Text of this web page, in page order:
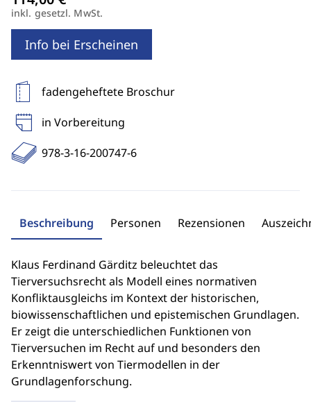
inkl. gesetzl. MwSt.
Info bei Erscheinen
fadengeheftete Broschur
in Vorbereitung
978-3-16-200747-6
Beschreibung Personen Rezensionen
Klaus Ferdinand Gärditz beleuchtet das
Tierversuchsrecht als Modell eines normativen
Konfliktausgleichs im Kontext der historischen,
biowissenschaftlichen und epistemischen Grundlagen.
Er zeigt die unterschiedlichen Funktionen von
Tierversuchen im Recht auf und besonders den
Erkenntniswert von Tiermodellen in der
Grundlagenforschung.